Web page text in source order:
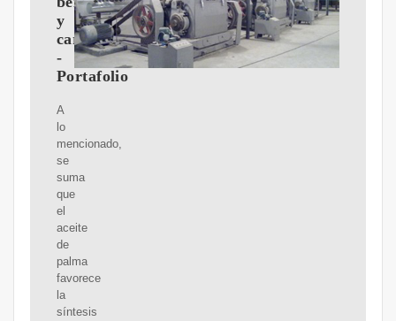
y
características
-
Portafolio
A
lo
mencionado,
se
suma
que
el
aceite
de
palma
favorece
la
síntesis